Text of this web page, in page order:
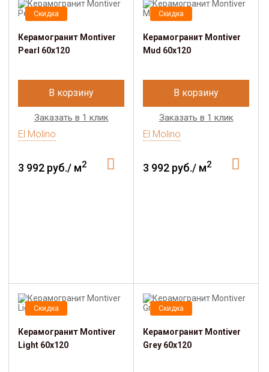
Скидка
Керамогранит Montiver
Pearl 60x120
В корзину
Заказать в 1 клик
El Molino
3 992 руб./ м2
Скидка
Керамогранит Montiver
Mud 60x120
В корзину
Заказать в 1 клик
El Molino
3 992 руб./ м2
Скидка
Керамогранит Montiver
Light 60x120
Скидка
Керамогранит Montiver
Grey 60x120